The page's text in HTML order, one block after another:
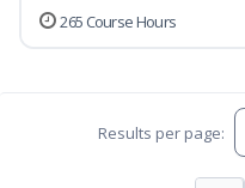
265 Course Hours
Results per page: